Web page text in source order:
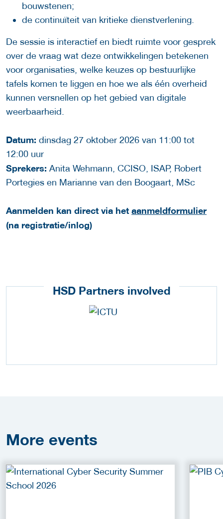
bouwstenen;
de continuïteit van kritieke dienstverlening.
De sessie is interactief en biedt ruimte voor gesprek
over de vraag wat deze ontwikkelingen betekenen
voor organisaties, welke keuzes op bestuurlijke
tafels komen te liggen en hoe we als één overheid
kunnen versnellen op het gebied van digitale
weerbaarheid.
Datum: dinsdag 27 oktober 2026 van 11:00 tot
12:00 uur
Sprekers: Anita Wehmann, CCISO, ISAP, Robert
Portegies en Marianne van den Boogaart, MSc
Aanmelden kan direct via het aanmeldformulier
(na registratie/inlog)
HSD Partners involved
More events